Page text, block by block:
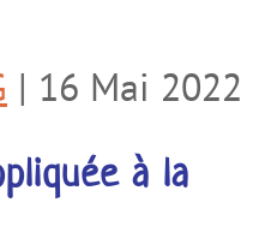
| 16 Mai 2022
à la